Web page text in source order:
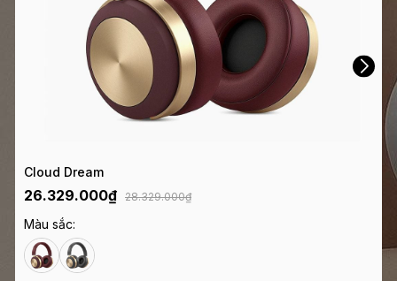
Cloud Dream
26.329.000₫ 28.329.000₫
Màu sắc: